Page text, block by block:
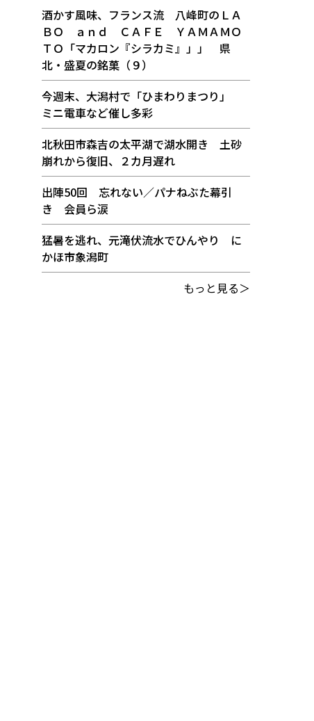
酒かす風味、フランス流 八峰町のＬＡ
ＢＯ ａｎｄ ＣＡＦＥ ＹＡＭＡＭＯ
ＴＯ「マカロン『シラカミ』」」 県
北・盛夏の銘菓（９）
今週末、大潟村で「ひまわりまつり」
ミニ電車など催し多彩
北秋田市森吉の太平湖で湖水開き 土砂
崩れから復旧、２カ月遅れ
出陣50回 忘れない／パナねぶた幕引
き 会員ら涙
猛暑を逃れ、元滝伏流水でひんやり に
かほ市象潟町
もっと見る＞